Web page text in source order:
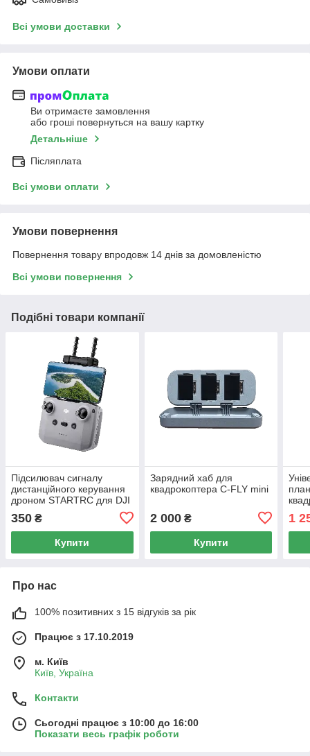
Всі умови доставки
Умови оплати
Ви отримаєте замовлення
або гроші повернуться на вашу картку
Детальніше
Післяплата
Всі умови оплати
Умови повернення
Повернення товару впродовж 14 днів за домовленістю
Всі умови повернення
Подібні товари компанії
Підсилювач сигналу
дистанційного керування
дроном STARTRC для DJI
350 ₴
Купити
Зарядний хаб для
квадрокоптера C-FLY mini
2 000₴
Купити
1
Про нас
100% позитивних з 15 відгуків за рік
Працює з 17.10.2019
м. Київ
Київ, Україна
Контакти
Сьогодні працює з 10:00 до 16:00
Показати весь графік роботи